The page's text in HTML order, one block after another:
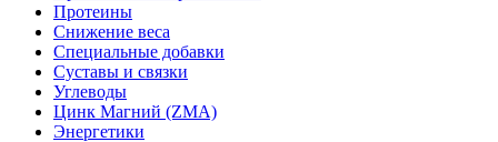
Протеины
Снижение веса
Специальные добавки
Суставы и связки
Углеводы
Цинк Магний (ZMA)
Энергетики